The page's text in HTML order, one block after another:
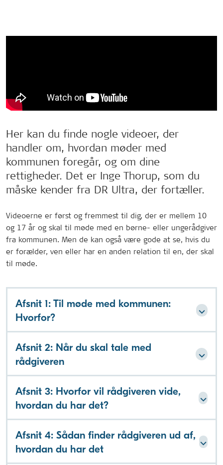
Her kan du finde nogle videoer, der
handler om, hvordan møder med
kommunen foregår, og om dine
rettigheder. Det er Inge Thorup, som du
måske kender fra DR Ultra, der fortæller.
Videoerne er først og fremmest til dig, der er mellem 10
og 17 år og skal til møde med en børne- eller ungerådgiver
fra kommunen. Men de kan også være gode at se, hvis du
er forælder, ven eller har en anden relation til en, der skal
til møde.
Afsnit 1: Til møde med kommunen:
Hvorfor?
Afsnit 2: Når du skal tale med
rådgiveren
Afsnit 3: Hvorfor vil rådgiveren vide,
hvordan du har det?
Afsnit 4: Sådan finder rådgiveren ud af,
hvordan du har det